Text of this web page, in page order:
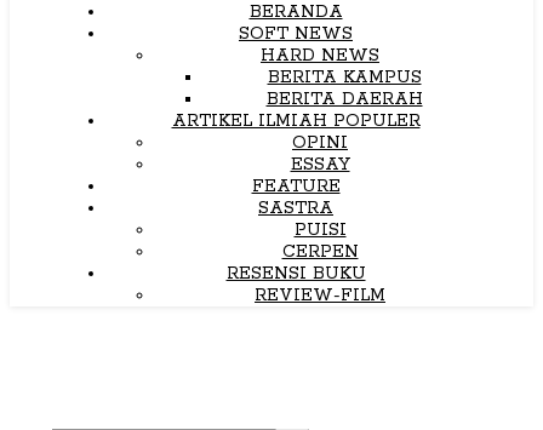
BERANDA
SOFT NEWS
HARD NEWS
BERITA KAMPUS
BERITA DAERAH
ARTIKEL ILMIAH POPULER
OPINI
ESSAY
FEATURE
SASTRA
PUISI
CERPEN
RESENSI BUKU
REVIEW-FILM